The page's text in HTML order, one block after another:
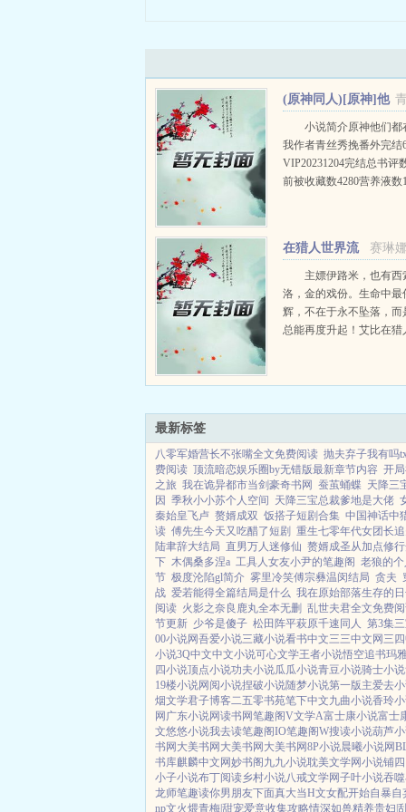
(原神同人)[原神]他
们都在氪金养我+番外
小说简介原神他们都
我作者青丝秀挽番外完结
VIP20231204完结总书评
前被收藏数4280营养液数
赛琳
在猎人世界流
浪的普通人
主嫖伊路米，也有西
洛，金的戏份。生命中最
辉，不在于永不坠落，而
总能再度升起！艾比在猎
小夥伴们速来入股不亏！
最新标签
八零军婚营长不张嘴全文免费阅读 抛夫弃子我有吗
费阅读 顶流暗恋娱乐圈by无错版最新章节内容 开
之旅 我在诡异都市当剑豪奇书网 蚕茧蛹蝶 天降三
因 季秋小小苏个人空间 天降三宝总裁爹地是大佬
秦始皇飞卢 赘婿成双 饭搭子短剧合集 中国神话中
读 傅先生今天又吃醋了短剧 重生七零年代女团长
陆聿辞大结局 直男万人迷修仙 赘婿成圣从加点修
下 木偶桑多涅a 工具人女友小尹的笔趣阁 老狼的
节 极度沦陷gl简介 雾里冷笑傅宗彝温闵结局 贪夫
战 爱若能得全篇结局是什么 我在原始部落生存的
阅读 火影之奈良鹿丸全本无删 乱世夫君全文免费
节更新 少爷是傻子 松田阵平萩原千速同人 第3集
00小说网吾爱小说三藏小说看书中文三三中文网 三
小说3Q中文中文小说可心文学王者小说悟空追书玛
四小说顶点小说功夫小说瓜瓜小说青豆小说骑士小说
19楼小说网阅小说捏破小说随梦小说第一版主爱去
烟文学君子博客二五零书苑笔下中文九曲小说香玲
网 广东小说网读书网笔趣阁V文学A富士康小说富士
文悠悠小说我去读笔趣阁IO笔趣阁W搜读小说葫芦
书网 大美书网 大美书网 大美书网8P小说晨曦小说网
书库麒麟中文网妙书阁 九九小说耽美文学网小说铺
小子小说布丁阅读乡村小说八戒文学网子叶小说吞
龙师笔趣读你男朋友下面真大当H文女配开始自暴自
np文火煨青梅|甜宠爱意收集攻略情深如兽精养贵妇|